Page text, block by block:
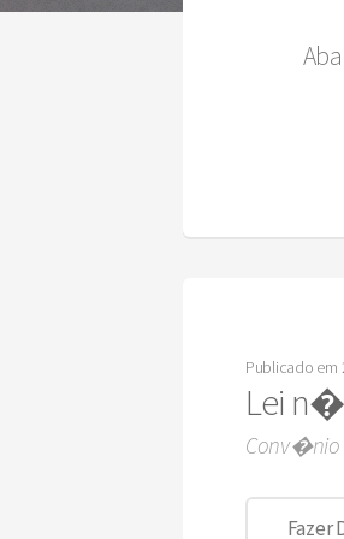
Publicado em
Lei
Conv�nio
Fazer